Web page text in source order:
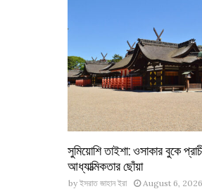
সুমিয়োশি তাইশা: ওসাকার বুকে
আধ্যাত্মিকতার ছোঁয়া
by ইসরাত জাহান ইরা August 6, 2026